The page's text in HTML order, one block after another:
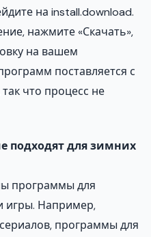
на install.download.
нажмите «Скачать»,
на вашем
поставляется с
что процесс не
подходят для зимних
программы для
игры. Например,
программы для